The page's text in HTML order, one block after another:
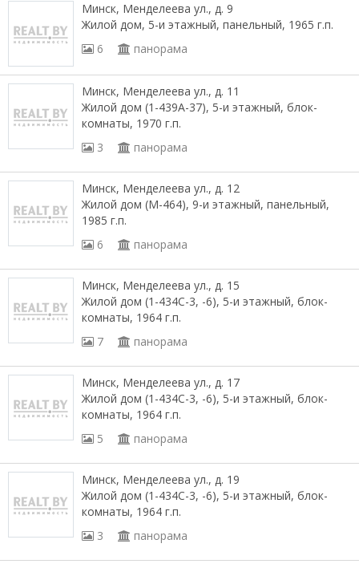
Минск, Менделеева ул., д. 9
Жилой дом, 5-и этажный, панельный, 1965 г.п.
6
панорама
Минск, Менделеева ул., д. 11
Жилой дом (1-439А-37), 5-и этажный, блок-
комнаты, 1970 г.п.
3
панорама
Минск, Менделеева ул., д. 12
Жилой дом (М-464), 9-и этажный, панельный,
1985 г.п.
6
панорама
Минск, Менделеева ул., д. 15
Жилой дом (1-434С-3, -6), 5-и этажный, блок-
комнаты, 1964 г.п.
7
панорама
Минск, Менделеева ул., д. 17
Жилой дом (1-434С-3, -6), 5-и этажный, блок-
комнаты, 1964 г.п.
5
панорама
Минск, Менделеева ул., д. 19
Жилой дом (1-434С-3, -6), 5-и этажный, блок-
комнаты, 1964 г.п.
3
панорама